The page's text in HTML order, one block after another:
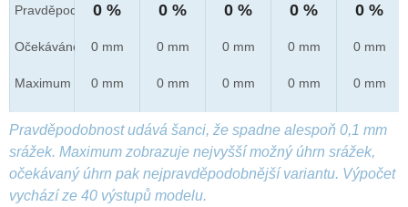
Pravděpod.
Očekáváno
Maximum
0 %
0 mm
0 mm
0 %
0 mm
0 mm
0 %
0 mm
0 mm
0 %
0 mm
0 mm
0 %
0 mm
0 mm
Pravděpodobnost udává šanci, že spadne alespoň 0,1 mm
srážek. Maximum zobrazuje nejvyšší možný úhrn srážek,
očekávaný úhrn pak nejpravděpodobnější variantu. Výpočet
vychází ze 40 výstupů modelu.